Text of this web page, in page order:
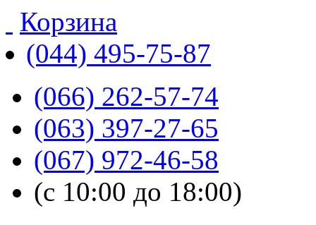
Корзина
(044) 495-75-87
(066) 262-57-74
(063) 397-27-65
(067) 972-46-58
(с 10:00 до 18:00)